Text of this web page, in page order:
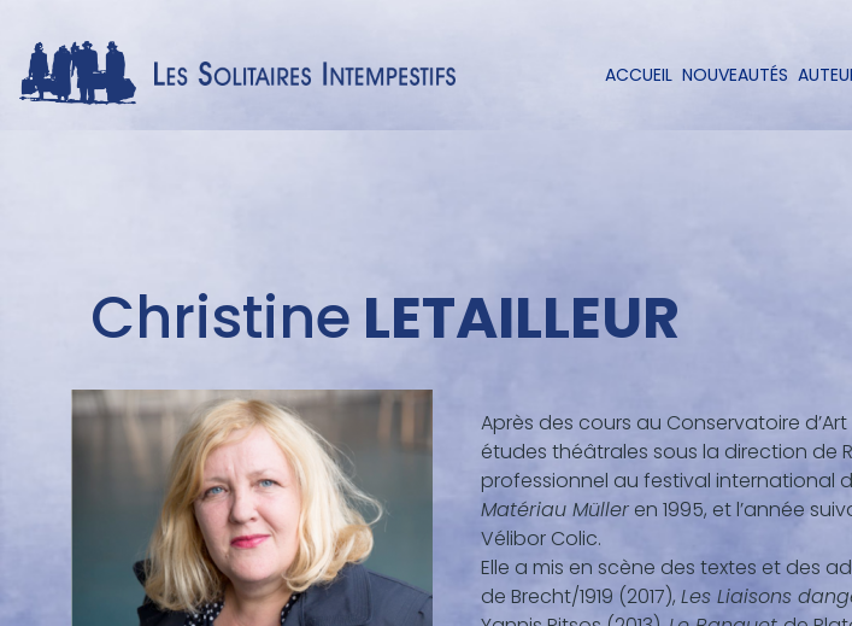
Navigation
ACCUEIL NOUVEAUTÉS
auteurChristine LETAILLEUR
Après des cours au Conservatoire
études théâtrales sous la direction de
professionnel au festival international
Matériau Müller en 1995, et l’année
Vélibor Colic.
Elle a mis en scène des textes et des
de Brecht/1919 (2017), Les Liaisons